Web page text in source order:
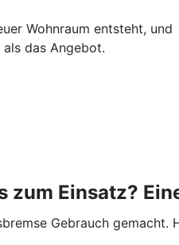
Wohnraum entsteht, und
das Angebot.
zum Einsatz?
Gebrauch gemacht.